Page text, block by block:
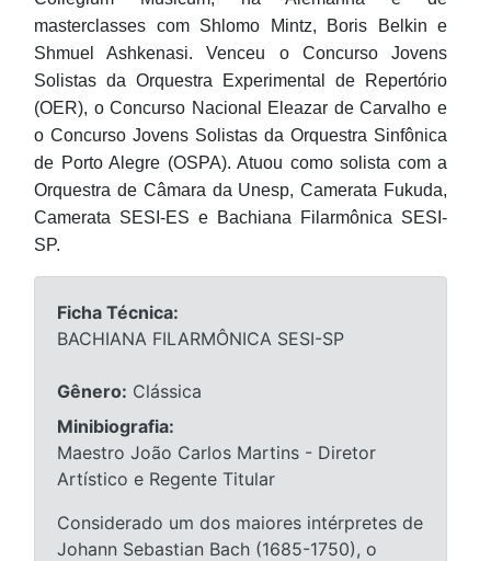
masterclasses com Shlomo Mintz, Boris Belkin e
Shmuel Ashkenasi. Venceu o Concurso Jovens
Solistas da Orquestra Experimental de Repertório
(OER), o Concurso Nacional Eleazar de Carvalho e
o Concurso Jovens Solistas da Orquestra Sinfônica
de Porto Alegre (OSPA). Atuou como solista com a
Orquestra de Câmara da Unesp, Camerata Fukuda,
Camerata SESI-ES e Bachiana Filarmônica SESI-
SP.
Ficha Técnica:
BACHIANA FILARMÔNICA SESI-SP
Gênero: Clássica
Minibiografia:
Maestro João Carlos Martins - Diretor
Artístico e Regente Titular
Considerado um dos maiores intérpretes de
Johann Sebastian Bach (1685-1750), o